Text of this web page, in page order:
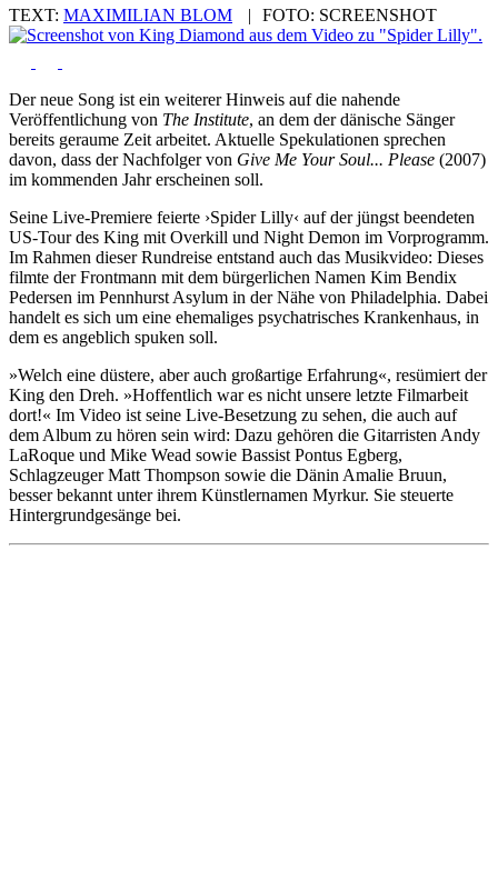
TEXT: MAXIMILIAN BLOM | FOTO: SCREENSHOT
Der neue Song ist ein weiterer Hinweis auf die nahende
Veröffentlichung von The Institute, an dem der dänische Sänger
bereits geraume Zeit arbeitet. Aktuelle Spekulationen sprechen
davon, dass der Nachfolger von Give Me Your Soul... Please (2007)
im kommenden Jahr erscheinen soll.
Seine Live-Premiere feierte ›Spider Lilly‹ auf der jüngst beendeten
US-Tour des King mit Overkill und Night Demon im Vorprogramm.
Im Rahmen dieser Rundreise entstand auch das Musikvideo: Dieses
filmte der Frontmann mit dem bürgerlichen Namen Kim Bendix
Pedersen im Pennhurst Asylum in der Nähe von Philadelphia. Dabei
handelt es sich um eine ehemaliges psychatrisches Krankenhaus, in
dem es angeblich spuken soll.
»Welch eine düstere, aber auch großartige Erfahrung«, resümiert der
King den Dreh. »Hoffentlich war es nicht unsere letzte Filmarbeit
dort!« Im Video ist seine Live-Besetzung zu sehen, die auch auf
dem Album zu hören sein wird: Dazu gehören die Gitarristen Andy
LaRoque und Mike Wead sowie Bassist Pontus Egberg,
Schlagzeuger Matt Thompson sowie die Dänin Amalie Bruun,
besser bekannt unter ihrem Künstlernamen Myrkur. Sie steuerte
Hintergrundgesänge bei.